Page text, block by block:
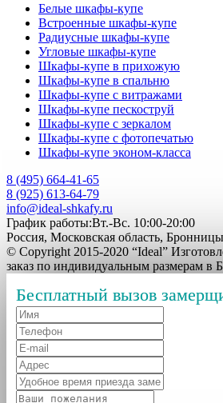
Белые шкафы-купе
Встроенные шкафы-купе
Радиусные шкафы-купе
Угловые шкафы-купе
Шкафы-купе в прихожую
Шкафы-купе в спальню
Шкафы-купе с витражами
Шкафы-купе пескоструй
Шкафы-купе с зеркалом
Шкафы-купе с фотопечатью
Шкафы-купе эконом-класса
8 (495) 664-41-65
8 (925) 613-64-79
info@ideal-shkafy.ru
График работы:Вт.-Вс. 10:00-20:00
Россия, Московская область,
© Copyright 2015-2020 “Ideal”
заказ по индивидуальным размерам в
Бесплатный вызов